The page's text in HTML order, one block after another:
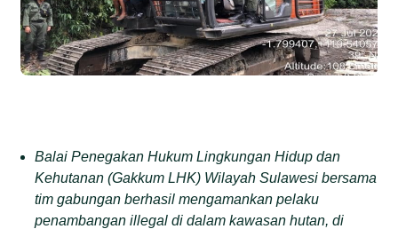
Balai Penegakan Hukum Lingkungan Hidup dan
Kehutanan (Gakkum LHK) Wilayah Sulawesi bersama
tim gabungan berhasil mengamankan pelaku
penambangan illegal di dalam kawasan hutan, di